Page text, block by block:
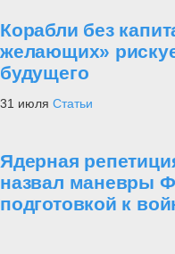
Корабли без
желающих»
будущего
31 июля Статьи
Ядерная
назвал маневры
подготовкой к